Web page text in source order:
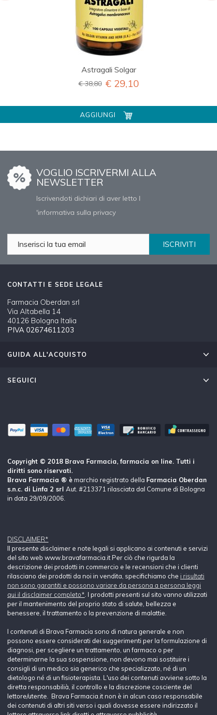
Astragali Solgar
€ 38,80 € 29,10
AGGIUNGI
VOGLIO ISCRIVERMI ALLA
NEWSLETTER
Iscrivendoti dichiari di aver letto l
'informativa sulla privacy
ISCRIVITI
CONTATTI E SEDE LEGALE
Farmacia Oberdan srl
Via Altabella 14
40126 Bologna Italia
PIVA 02674611203
GUIDA ALL'ACQUISTO
SEGUICI
Copyright © 2018 Brava Farmacia, farmacia on line. Tutti i
diritti sono riservati.
Brava Farmacia ® è marchio registrato della Farmacia Oberdan
s.n.c. di Linfa 2 srl Aut. #213371 rilasciata dal Comune di Bologna
in data 29/09/2006.
DISCLAIMER*
Il presente disclaimer e note legali si applicano ai contenuti e servizi
del sito web www.bravafarmacia.it Per ciò che rigurda la
descrizione dei prodotti in commercio e le recensioni che i clienti
rilasciano dei prodotti da noi in vendita, specifichiamo che i risultati
non sono garantiti e possono variare da persona a persona leggi
qui il disclaimer completo* . I prodotti presenti sul sito vanno utilizzati
per il mantenimento del proprio stato di salute, bellezza e
benessere, il trattamento o la prevenzione di malattie.
I contenuti di Brava Farmacia sono di natura generale e non
possono essere considerati dei suggerimenti per la formulazione di
diagnosi, per scegliere un trattamento, un farmaco o per
determinarne la sua sospensione, non devono mai sostituire i
consigli di un medico sia generico che specializzato, né di un
dietologo né di un fisioterapista. L'uso dei contenuti avviene sotto la
diretta responsabilià, il controllo e la discrezione cosciente del
lettore/utente. Brava Farmacia.it non è in alcun caso responsabile
dei contenuti di altri siti verso i quali dovesse essere indirizzato il